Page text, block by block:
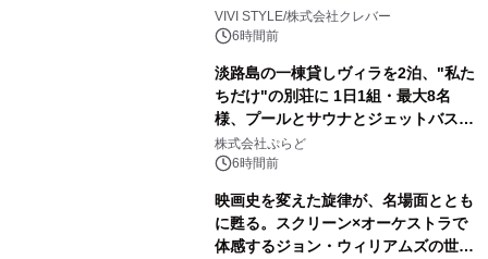
VIVI STYLE/株式会社クレバー
6時間前
淡路島の一棟貸しヴィラを2泊、"私た
ちだけ"の別荘に 1日1組・最大8名
様、プールとサウナとジェットバス付
きで Villa Mon Temps AWAJIの連泊
素泊りプラン
株式会社ぷらど
6時間前
映画史を変えた旋律が、名場面ととも
に甦る。スクリーン×オーケストラで
体感するジョン・ウィリアムズの世